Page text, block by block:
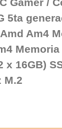
Gamer /
5ta
Am4
x 16GB)
M.2